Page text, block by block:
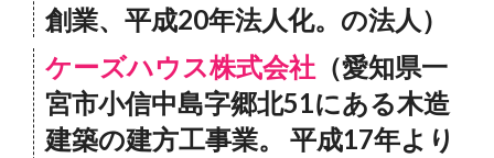
創業、平成20年法人化。の法人）
ケーズハウス株式会社 （愛知県一
宮市小信中島字郷北51にある木造
建築の建方工事業。 平成17年より